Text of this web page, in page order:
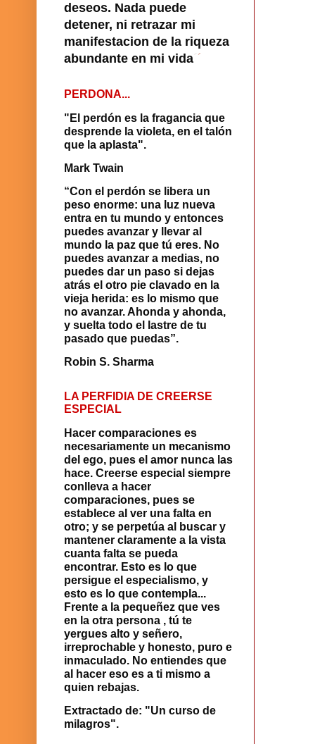
deseos. Nada puede
detener, ni retrazar mi
manifestacion de la riqueza
abundante en mi vida ´
PERDONA...
"El perdón es la fragancia que
desprende la violeta, en el talón
que la aplasta".
Mark Twain
“Con el perdón se libera un
peso enorme: una luz nueva
entra en tu mundo y entonces
puedes avanzar y llevar al
mundo la paz que tú eres. No
puedes avanzar a medias, no
puedes dar un paso si dejas
atrás el otro pie clavado en la
vieja herida: es lo mismo que
no avanzar. Ahonda y ahonda,
y suelta todo el lastre de tu
pasado que puedas”.
Robin S. Sharma
LA PERFIDIA DE CREERSE
ESPECIAL
Hacer comparaciones es
necesariamente un mecanismo
del ego, pues el amor nunca las
hace. Creerse especial siempre
con­lleva a hacer
comparaciones, pues se
establece al ver una falta en
otro; y se perpetúa al buscar y
mantener claramente a la vista
cuanta falta se pueda
encontrar. Esto es lo que
persigue el especialismo, y
esto es lo que contempla...
Frente a la pequeñez que ves
en la otra persona , tú te
yergues alto y señero,
irreprochable y honesto, puro e
inmaculado. No entiendes que
al hacer eso es a ti mismo a
quien rebajas.
Extractado de: "Un curso de
milagros".